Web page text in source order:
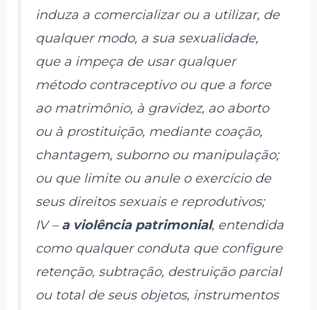
induza a comercializar ou a utilizar, de
qualquer modo, a sua sexualidade,
que a impeça de usar qualquer
método contraceptivo ou que a force
ao matrimônio, à gravidez, ao aborto
ou à prostituição, mediante coação,
chantagem, suborno ou manipulação;
ou que limite ou anule o exercício de
seus direitos sexuais e reprodutivos;
IV – a violência patrimonial, entendida
como qualquer conduta que configure
retenção, subtração, destruição parcial
ou total de seus objetos, instrumentos